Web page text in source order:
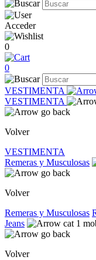
Acceder
0
0
VESTIMENTA
VESTIMENTA
Volver
VESTIMENTA
Remeras y Musculosas
Volver
Remeras y Musculosas
Jeans
Volver